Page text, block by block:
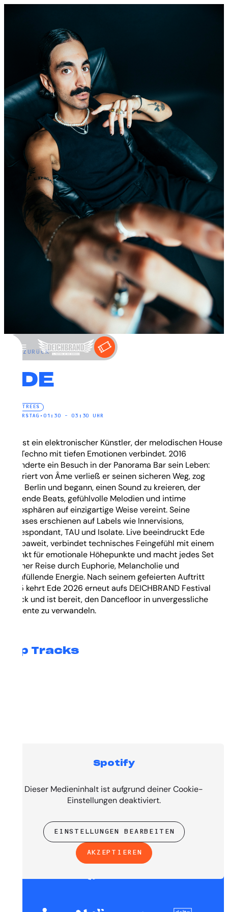
ZURÜCK
EDE
ELECTREES
DONNERSTAG • 01:30 – 03:30 UHR
Ede ist ein elektronischer Künstler, der melodischen House
und Techno mit tiefen Emotionen verbindet. 2016
veränderte ein Besuch in der Panorama Bar sein Leben:
Inspiriert von Âme verließ er seinen sicheren Weg, zog
nach Berlin und begann, einen Sound zu kreieren, der
treibende Beats, gefühlvolle Melodien und intime
Atmosphären auf einzigartige Weise vereint. Seine
Releases erschienen auf Labels wie Innervisions,
Correspondant, TAU und Isolate. Live beeindruckt Ede
europaweit, verbindet technisches Feingefühl mit einem
Instinkt für emotionale Höhepunkte und macht jedes Set
zu einer Reise durch Euphorie, Melancholie und
raumfüllende Energie. Nach seinem gefeierten Auftritt
2025 kehrt Ede 2026 erneut aufs DEICHBRAND Festival
zurück und ist bereit, den Dancefloor in unvergessliche
Momente zu verwandeln.
Top Tracks
Spotify
Dieser Medieninhalt ist aufgrund deiner Cookie-
Einstellungen deaktiviert.
EINSTELLUNGEN BEARBEITEN
AKZEPTIEREN